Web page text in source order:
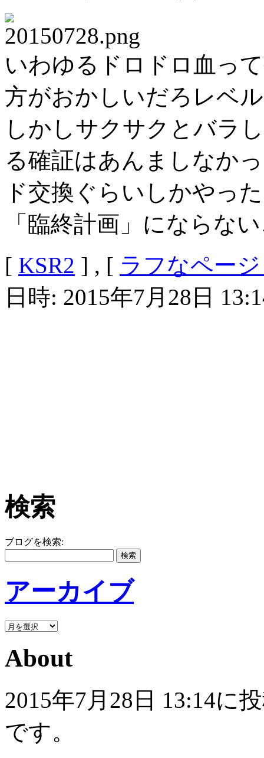
いわゆるドロドロ血っ
方がおかしいだろレベ
しかしサクサクとバラ
る確証はあんましなか
ド交換ぐらいしかやっ
「臨終計画」にならな
[ KSR2 ] , [ ラフなペー
日時: 2015年7月28日
検索
ブログを検索:
アーカイブ
About
2015年7月28日 13:14に
です。